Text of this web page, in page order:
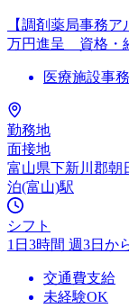
【調剤薬局事務
万円進呈 資格・
医療施設事務
勤務地
面接地
富山県下新川郡朝
泊(富山)駅
シフト
1日3時間 週3日か
交通費支給
未経験OK